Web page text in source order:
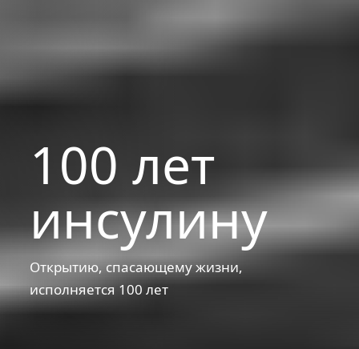
100 лет
инсулину
Открытию, спасающему жизни,
исполняется 100 лет